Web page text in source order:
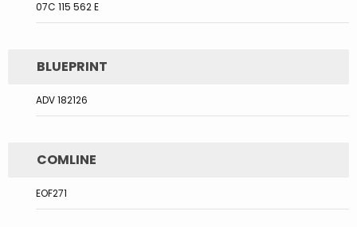
07C 115 562 E
BLUEPRINT
ADV 182126
COMLINE
EOF271